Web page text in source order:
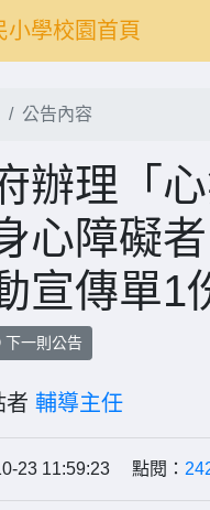
小學校園首頁
公告內容
辦理「
心障礙
宣傳單1
下一則公告
者 輔導主任
23 11:59:23 點閱：